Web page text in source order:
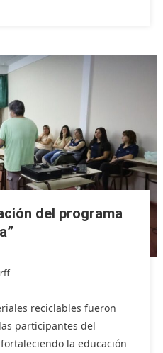
del programa
reciclables fueron
participantes del
la educación